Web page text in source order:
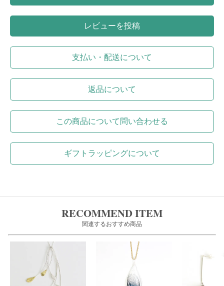
レビューを投稿
支払い・配送について
返品について
この商品について問い合わせる
ギフトラッピングについて
RECOMMEND ITEM
関連するおすすめ商品